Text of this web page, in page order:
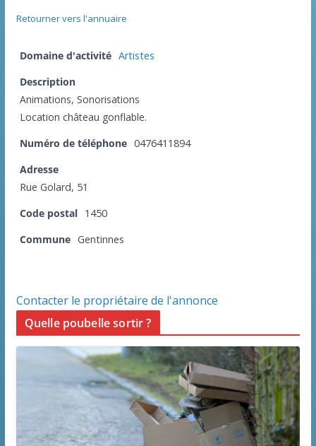
Retourner vers l'annuaire
Domaine d'activité Artistes
Description
Animations, Sonorisations
Location château gonflable.
Numéro de téléphone 0476411894
Adresse
Rue Golard, 51
Code postal 1450
Commune Gentinnes
Contacter le propriétaire de l'annonce
Quelle poubelle sortir ?